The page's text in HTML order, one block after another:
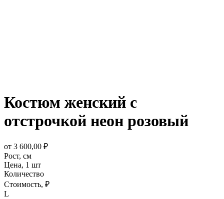
Костюм женский с
отстрочкой неон розовый
от 3 600,00 ₽
Рост, см
Цена, 1 шт
Количество
Стоимость, ₽
L